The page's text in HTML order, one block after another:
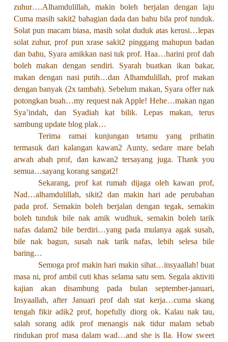
zuhur….Alhamdulillah, makin boleh berjalan dengan laju
Cuma masih sakit2 bahagian dada dan bahu bila prof tunduk.
Solat pun macam biasa, masih solat duduk atas kerusi…lepas
solat zuhur, prof pun xrase sakit2 pinggang mahupun badan
dan bahu, Syara amikkan nasi tuk prof. Haa…harini prof dah
boleh makan dengan sendiri. Syarah buatkan ikan bakar,
makan dengan nasi putih…dan Alhamdulillah, prof makan
dengan banyak (2x tambah). Sebelum makan, Syara offer nak
potongkan buah…my request nak Apple! Hehe…makan ngan
Sya’indah, dan Syadiah kat bilik. Lepas makan, terus
sambung update blog plak…
Terima ramai kunjungan tetamu yang prihatin
termasuk dari kalangan kawan2 Aunty, sedare mare belah
arwah abah prof, dan kawan2 tersayang juga. Thank you
semua…sayang korang sangat2!
Sekarang, prof kat rumah dijaga oleh kawan prof,
Nad…alhamdulillah, sikit2 dan makin hari ade perubahan
pada prof. Semakin boleh berjalan dengan tegak, semakin
boleh tunduk bile nak amik wudhuk, semakin boleh tarik
nafas dalam2 bile berdiri…yang pada mulanya agak susah,
bile nak bagun, susah nak tarik nafas, lebih selesa bile
baring…
Semoga prof makin hari makin sihat…insyaallah! buat
masa ni, prof ambil cuti khas selama satu sem. Segala aktiviti
kajian akan disambung pada bulan september-januari,
Insyaallah, after Januari prof dah stat kerja…cuma skang
tengah fikir adik2 prof, hopefully diorg ok. Kalau nak tau,
salah sorang adik prof menangis nak tidur malam sebab
rindukan prof masa dalam wad…and she is Ila. How sweet